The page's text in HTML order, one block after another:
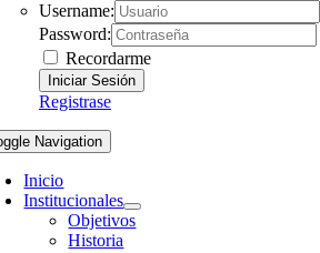
Username:
Password:
Recordarme
Registrase
Navigation
Inicio
Institucionales
Objetivos
Historia